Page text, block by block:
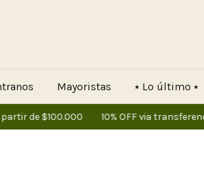
Mayoristas ⭑ Lo último ⭑
de $100.000 10% OFF via transferencia